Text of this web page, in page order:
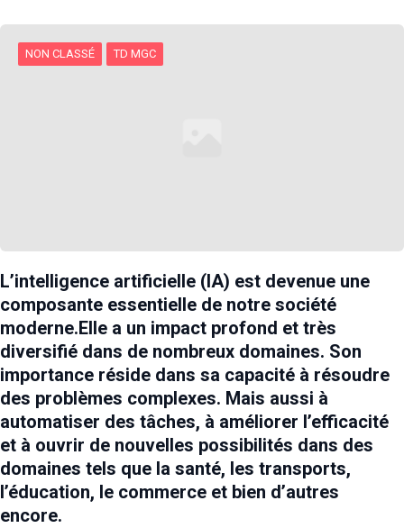
NON CLASSÉ TD MGC
L’intelligence artificielle (IA) est devenue une
composante essentielle de notre société
moderne.Elle a un impact profond et très
diversifié dans de nombreux domaines. Son
importance réside dans sa capacité à résoudre
des problèmes complexes. Mais aussi à
automatiser des tâches, à améliorer l’efficacité
et à ouvrir de nouvelles possibilités dans des
domaines tels que la santé, les transports,
l’éducation, le commerce et bien d’autres
encore.